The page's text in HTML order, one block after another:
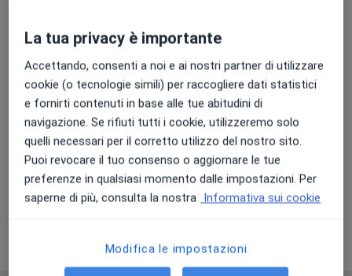
l’Istituto di Psicoanalisi di Gruppo di Milano.
Disturbi alimentari
+3a11y_sr_more_diseases
Presso questo indirizzo visito
Adulti (Solo in alcuni indirizzi)
Bambini a partire da 13 anni (Solo in alcuni indirizzi)
Tipologia di visite
In studio Visualizza gli indirizzi (2)
Consulenza onlineVisualizza l'agenda online
sull'esperienza
La tua privacy è importante
Accettando, consenti a noi e ai nostri partner di utilizzare
cookie (o tecnologie simili) per raccogliere dati statistici
e fornirti contenuti in base alle tue abitudini di
navigazione. Se rifiuti tutti i cookie, utilizzeremo solo
quelli necessari per il corretto utilizzo del nostro sito.
Puoi revocare il tuo consenso o aggiornare le tue
preferenze in qualsiasi momento dalle impostazioni. Per
saperne di più, consulta la nostra Informativa sui cookie
Modifica le impostazioni